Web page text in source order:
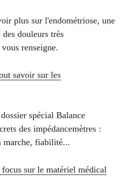
plus sur l'endométriose, une
douleurs très
renseigne.
savoir sur les
spécial Balance
des impédancemètres :
marche, fiabilité...
sur le matériel médical